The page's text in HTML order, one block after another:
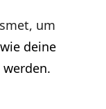
um
deine